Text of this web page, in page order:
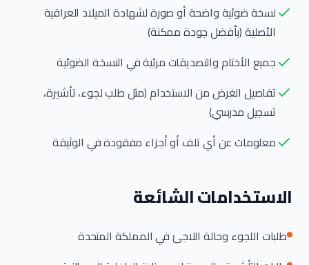
نسخة ضوئية واضحة أو صورة لشهادة الميلاد العراقية
الأصلية (بأفضل جودة ممكنة)
جميع الأختام والتصديقات مرئية في النسخة الضوئية
تفاصيل الغرض من الاستخدام (مثل طلب لجوء، تأشيرة،
تسجيل مدرسي)
معلومات عن أي تلف أو أجزاء مفقودة في الوثيقة
الاستخدامات الشائعة
طلبات اللجوء وحالة اللاجئ في المملكة المتحدة